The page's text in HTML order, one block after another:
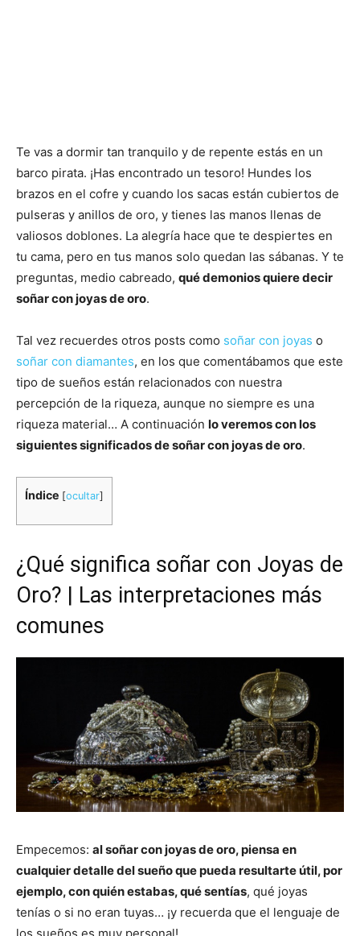
Te vas a dormir tan tranquilo y de repente estás en un
barco pirata. ¡Has encontrado un tesoro! Hundes los
brazos en el cofre y cuando los sacas están cubiertos de
pulseras y anillos de oro, y tienes las manos llenas de
valiosos doblones. La alegría hace que te despiertes en
tu cama, pero en tus manos solo quedan las sábanas. Y te
preguntas, medio cabreado, qué demonios quiere decir
soñar con joyas de oro.
Tal vez recuerdes otros posts como soñar con joyas o
soñar con diamantes, en los que comentábamos que este
tipo de sueños están relacionados con nuestra
percepción de la riqueza, aunque no siempre es una
riqueza material… A continuación lo veremos con los
siguientes significados de soñar con joyas de oro.
Índice [ocultar]
¿Qué significa soñar con Joyas de
Oro? | Las interpretaciones más
comunes
Empecemos: al soñar con joyas de oro, piensa en
cualquier detalle del sueño que pueda resultarte útil, por
ejemplo, con quién estabas, qué sentías, qué joyas
tenías o si no eran tuyas… ¡y recuerda que el lenguaje de